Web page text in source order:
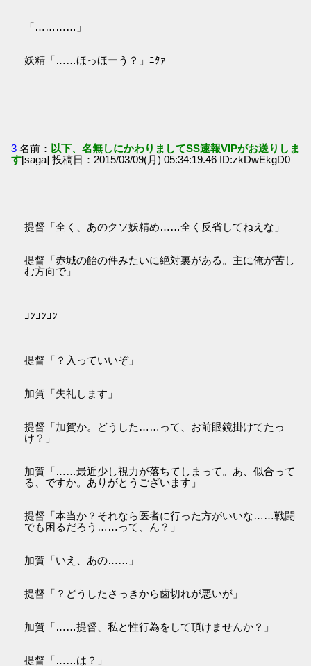
「…………」
妖精「……ほっほーう？」ﾆﾀｧ
3 名前： 以下、名無しにかわりましてSS速報VIPがお送りしま
す[saga] 投稿日：2015/03/09(月) 05:34:19.46 ID:zkDwEkgD0
提督「全く、あのクソ妖精め……全く反省してねえな」
提督「赤城の飴の件みたいに絶対裏がある。主に俺が苦し
む方向で」
ｺﾝｺﾝｺﾝ
提督「？入っていいぞ」
加賀「失礼します」
提督「加賀か。どうした……って、お前眼鏡掛けてたっ
け？」
加賀「……最近少し視力が落ちてしまって。あ、似合って
る、ですか。ありがとうございます」
提督「本当か？それなら医者に行った方がいいな……戦闘
でも困るだろう……って、ん？」
加賀「いえ、あの……」
提督「？どうしたさっきから歯切れが悪いが」
加賀「……提督、私と性行為をして頂けませんか？」
提督「……は？」